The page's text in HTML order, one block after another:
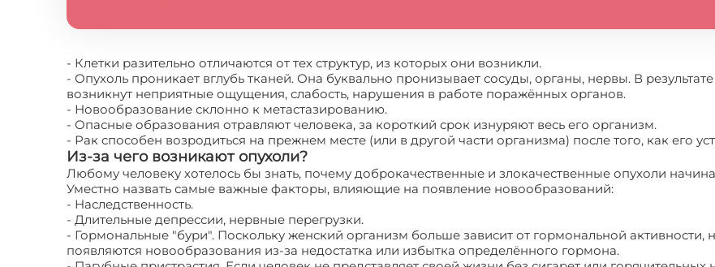
- Клетки разительно отличаются от тех структур, из которых они возникли.
- Опухоль проникает вглубь тканей. Она буквально пронизывает сосуды, органы, нервы. В
возникнут неприятные ощущения, слабость, нарушения в работе поражённых органов.
- Новообразование склонно к метастазированию.
- Опасные образования отравляют человека, за короткий срок изнуряют весь его организм.
- Рак способен возродиться на прежнем месте (или в другой части организма) после того, как его
Из-за чего возникают опухоли?
Любому человеку хотелось бы знать, почему доброкачественные и злокачественные опухоли
Уместно назвать самые важные факторы, влияющие на появление новообразований:
- Наследственность.
- Длительные депрессии, нервные перегрузки.
- Гормональные "бури". Поскольку женский организм больше зависит от гормональной активности,
появляются новообразования из-за недостатка или избытка определённого гормона.